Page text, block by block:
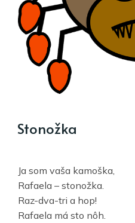
Stonožka
Ja som vaša kamoška,
Rafaela – stonožka.
Raz-dva-tri a hop!
Rafaela má sto nôh.